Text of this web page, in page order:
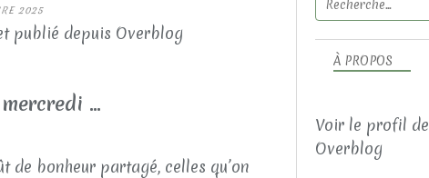
2025
publié depuis Overblog
...
bonheur partagé, celles qu’on
À PROPOS
Voir le profil de
Overblog